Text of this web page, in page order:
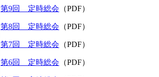
第9回 定時総会 （PDF）
第8回 定時総会 （PDF）
第7回 定時総会 （PDF）
第6回 定時総会 （PDF）